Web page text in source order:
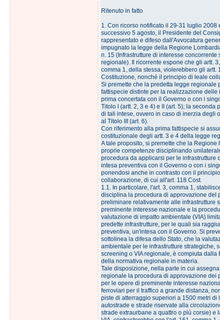
Ritenuto in fatto
1. Con ricorso notificato il 29-31 luglio 2008
successivo 5 agosto, il Presidente del
rappresentato e difeso dall'Avvocatura
impugnato la legge della Regione
n. 15 (Infrastrutture di interesse concorrente
regionale). Il ricorrente espone che gli artt.
comma 1, della stessa, violerebbero gli artt.
Costituzione, nonché il principio di leale
Si premette che la predetta legge regionale
fattispecie distinte per la realizzazione delle
prima concertata con il Governo o con i
Titolo I (artt. 2, 3 e 4) e II (art. 5); la seconda
di tali intese, ovvero in caso di inerzia degli
al Titolo III (art. 6).
Con riferimento alla prima fattispecie si
costituzionale degli artt. 3 e 4 della legge
A tale proposito, si premette che la Regione
proprie competenze disciplinando
procedura da applicarsi per le infrastrutture
intesa preventiva con il Governo o con i
ponendosi anche in contrasto con il
collaborazione, di cui all'art. 118 Cost.
1.1. In particolare, l'art. 3, comma 1,
disciplina la procedura di approvazione del
preliminare relativamente alle infrastrutture
preminente interesse nazionale e la
valutazione di impatto ambientale (VIA)
predette infrastrutture, per le quali sia
preventiva, un'intesa con il Governo. Si
sottolinea la difesa dello Stato, che la
ambientale per le infrastrutture strategiche,
screening o VIA regionale, è compiuta dalla
della normativa regionale in materia.
Tale disposizione, nella parte in cui
regionale la procedura di approvazione dei
per le opere di preminente interesse
ferroviari per il traffico a grande distanza,
piste di atterraggio superiori a 1500 metri di
autostrade e strade riservate alla
strade extraurbane a quattro o più corsie) e